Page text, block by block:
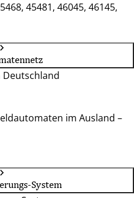
45481, 46045, 46145,
im Ausland –
System